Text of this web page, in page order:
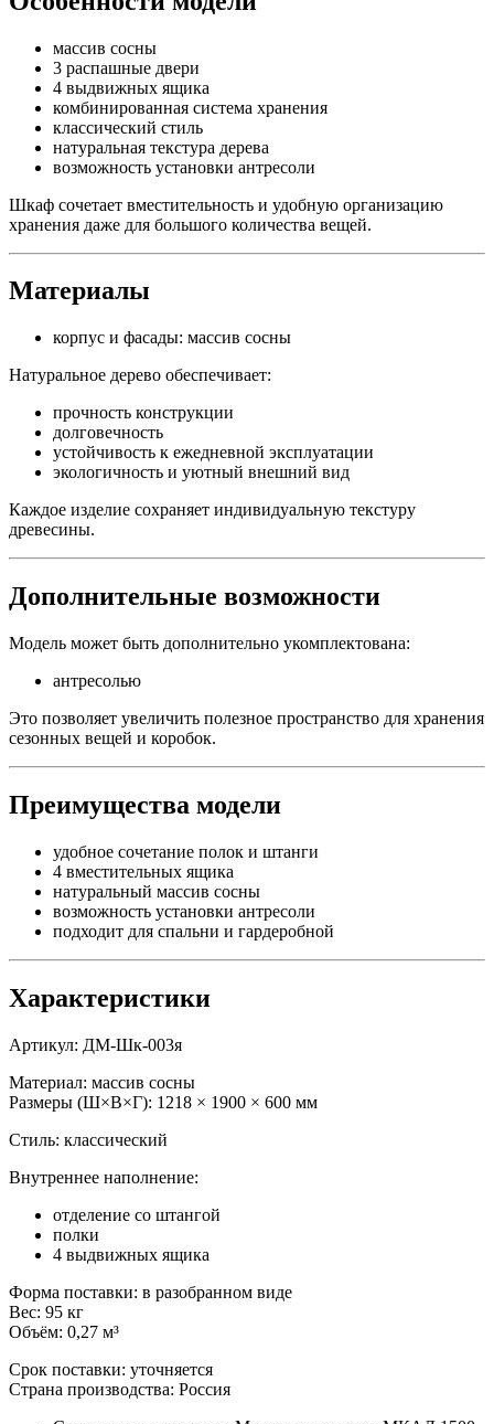
Срок поставки
Гарантийный срок
12 месяцев
Шкаф 3-х дверный с 4 ящиками Оскар-3
Шкаф «Оскар-3» — вместительная модель из массива сосны с
классический внешний вид, натуральные материалы и
удобную систему хранения для всей семьи.
помогает удобно организовать одежду, бельё и повседневные
делает интерьер более тёплым и уютным, а классический
гостиную или гардеробную.
Внутреннее наполнение
Конструкция шкафа разделена на функциональные зоны:
Левая секция — 1/3 шкафа
полки
выдвижные ящики
Подходит для хранения белья, текстиля, аксессуаров и
сложенной одежды.
Правая секция — 2/3 шкафа
Удобно для хранения одежды на вешалках, верхней одежды,
платьев и костюмов.
Особенности модели
массив сосны
3 распашные двери
комбинированная система хранения
натуральная текстура дерева
Шкаф сочетает вместительность и удобную организацию
хранения даже для большого количества вещей.
корпус и фасады: массив сосны
Натуральное дерево обеспечивает:
прочность конструкции
устойчивость к ежедневной эксплуатации
экологичность и уютный внешний вид